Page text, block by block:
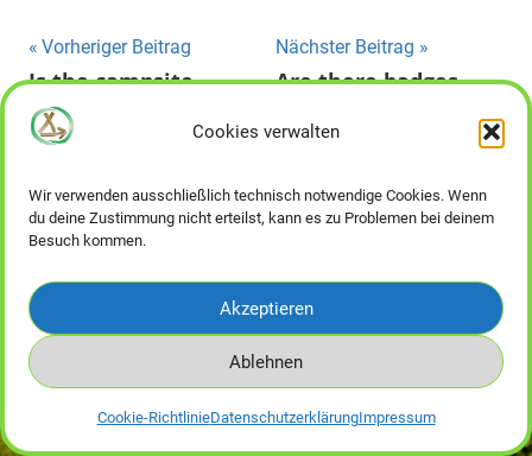
Cookies verwalten
Wir verwenden ausschließlich technisch notwendige Cookies. Wenn
du deine Zustimmung nicht erteilst, kann es zu Problemen bei deinem
Besuch kommen.
Akzeptieren
Ablehnen
Cookie-RichtlinieDatenschutzerklärungImpressum
Beitragsnavigation
Vorheriger Beitrag
Is the campsite
accessible by public
transport?
Nächster Beitrag
Are there badges
and where can you
WordPress-Theme: Mercia von ThemeZee.
Impressum Datenschutzerklärung AGB